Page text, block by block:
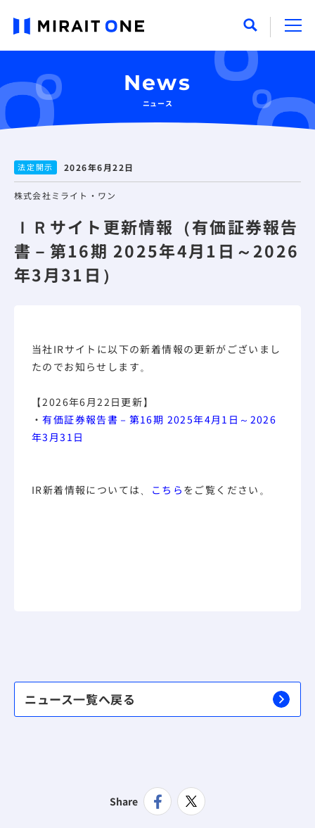
News
ニュース
法定開示 2026年6月22日
株式会社ミライト・ワン
ＩＲサイト更新情報（有価証券報告
書－第16期 2025年4月1日～2026
年3月31日）
当社IRサイトに以下の新着情報の更新がございまし
たのでお知らせします。
【2026年6月22日更新】
・有価証券報告書－第16期 2025年4月1日～2026
年3月31日
IR新着情報については、 こちら をご覧ください。
ニュース一覧へ戻る
Share